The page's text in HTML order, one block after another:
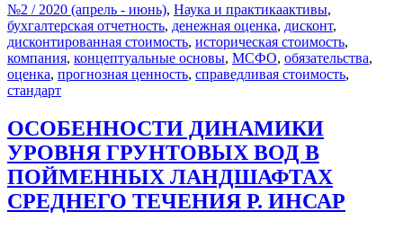
№2 / 2020 (апрель - июнь), Наука и практикаактивы,
бухгалтерская отчетность, денежная оценка, дисконт,
дисконтированная стоимость, историческая стоимость,
компания, концептуальные основы, МСФО, обязательства,
оценка, прогнозная ценность, справедливая стоимость,
стандарт
ОСОБЕННОСТИ ДИНАМИКИ
УРОВНЯ ГРУНТОВЫХ ВОД В
ПОЙМЕННЫХ ЛАНДШАФТАХ
СРЕДНЕГО ТЕЧЕНИЯ Р. ИНСАР